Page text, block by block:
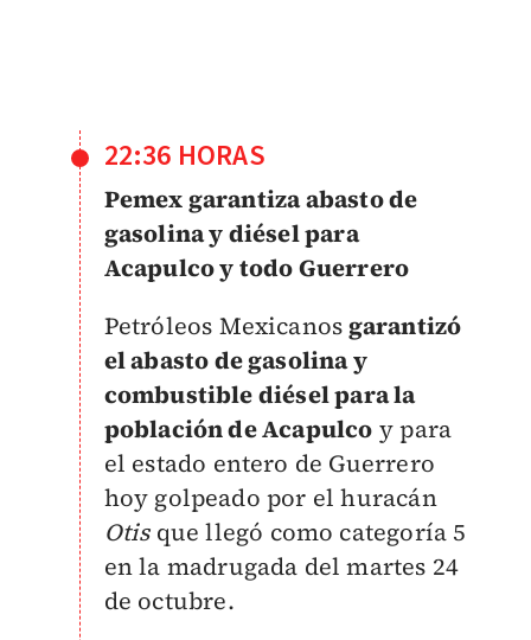
22:36 HORAS
Pemex garantiza abasto de
gasolina y diésel para
Acapulco y todo Guerrero
Petróleos Mexicanosgarantizó
el abasto de gasolina y
combustible diésel para la
población de Acapulco y para
el estado entero de Guerrero
hoy golpeado por el huracán
Otis que llegó como categoría 5
en la madrugada del martes 24
de octubre.